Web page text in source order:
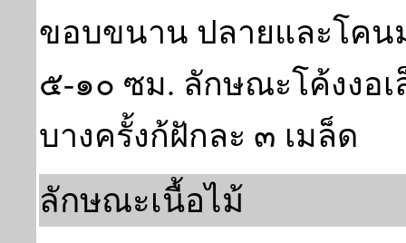
ขอบขนาน ปลายและโคน
๕-๑๐ ซม. ลักษณะโค้งงอ
บางครั้งก้ฝักละ ๓ เมล็ด
ลักษณะเนื้อไม้